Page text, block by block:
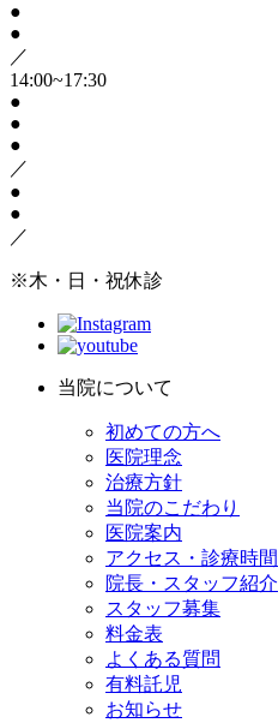
●
●
／
14:00~17:30
●
●
●
／
●
●
／
※木・日・祝休診
当院について
初めての方へ
医院理念
治療方針
当院のこだわり
医院案内
アクセス・診療時間
院長・スタッフ紹介
スタッフ募集
料金表
よくある質問
有料託児
お知らせ